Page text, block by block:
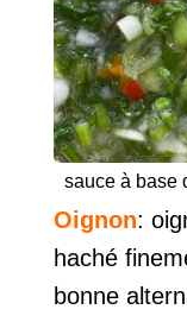
sauce à base
Oignon:
haché
bonne